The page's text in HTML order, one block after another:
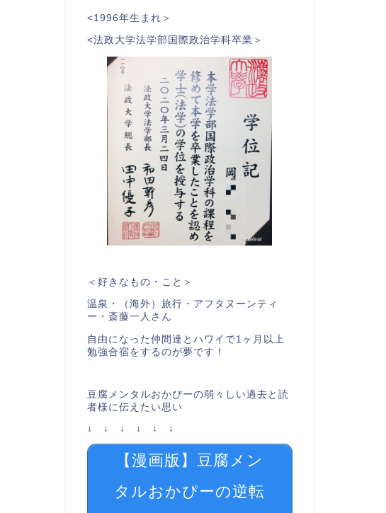
<1996年生まれ＞
<法政大学法学部国際政治学科卒業＞
＜好きなもの・こと＞
温泉・（海外）旅行・アフタヌーンティ
ー・斎藤一人さん
自由になった仲間達とハワイで1ヶ月以上
勉強合宿をするのが夢です！
豆腐メンタルおかぴーの弱々しい過去と読
者様に伝えたい思い
↓ ↓ ↓ ↓ ↓ ↓
【漫画版】豆腐メン
タルおかぴーの逆転